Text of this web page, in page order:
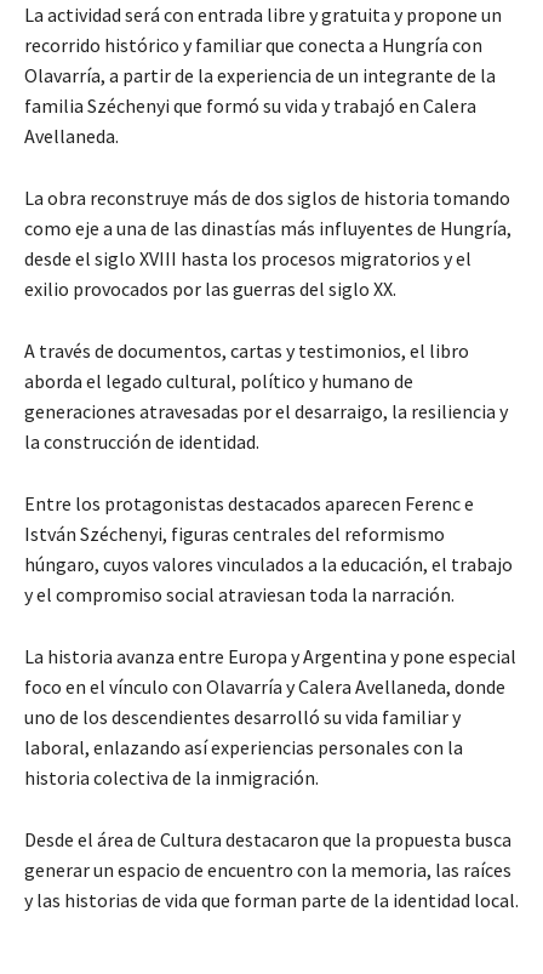
La actividad será con entrada libre y gratuita y propone un
recorrido histórico y familiar que conecta a Hungría con
Olavarría, a partir de la experiencia de un integrante de la
familia Széchenyi que formó su vida y trabajó en Calera
Avellaneda.
La obra reconstruye más de dos siglos de historia tomando
como eje a una de las dinastías más influyentes de Hungría,
desde el siglo XVIII hasta los procesos migratorios y el
exilio provocados por las guerras del siglo XX.
A través de documentos, cartas y testimonios, el libro
aborda el legado cultural, político y humano de
generaciones atravesadas por el desarraigo, la resiliencia y
la construcción de identidad.
Entre los protagonistas destacados aparecen Ferenc e
István Széchenyi, figuras centrales del reformismo
húngaro, cuyos valores vinculados a la educación, el trabajo
y el compromiso social atraviesan toda la narración.
La historia avanza entre Europa y Argentina y pone especial
foco en el vínculo con Olavarría y Calera Avellaneda, donde
uno de los descendientes desarrolló su vida familiar y
laboral, enlazando así experiencias personales con la
historia colectiva de la inmigración.
Desde el área de Cultura destacaron que la propuesta busca
generar un espacio de encuentro con la memoria, las raíces
y las historias de vida que forman parte de la identidad local.